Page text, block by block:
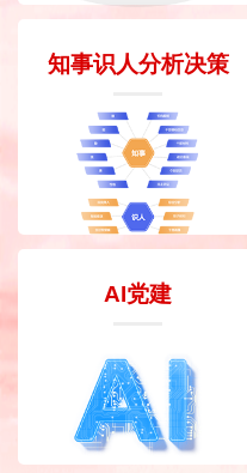
知事识人分析决策
AI党建